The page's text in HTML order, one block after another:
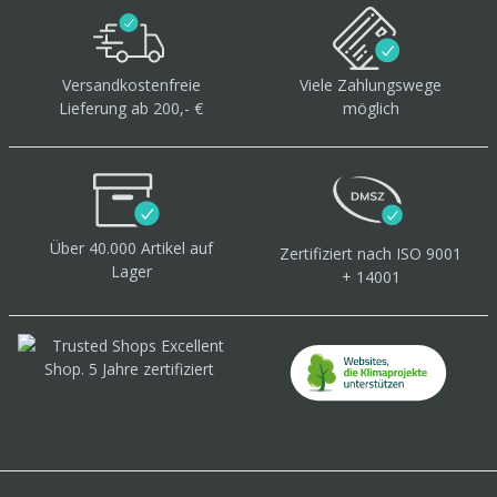
Versandkostenfreie
Lieferung ab 200,- €
Viele Zahlungswege
möglich
Über 40.000 Artikel auf
Lager
Zertifiziert nach ISO 9001
+ 14001